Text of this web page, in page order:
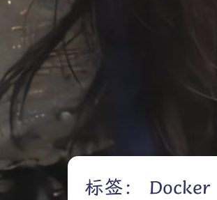
标签： Docker